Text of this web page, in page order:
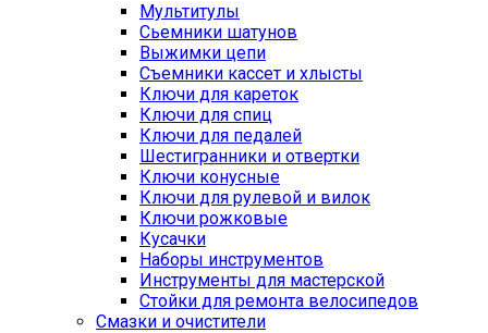
Мультитулы
Сьемники шатунов
Выжимки цепи
Съемники кассет и хлысты
Ключи для кареток
Ключи для спиц
Ключи для педалей
Шестигранники и отвертки
Ключи конусные
Ключи для рулевой и вилок
Ключи рожковые
Кусачки
Наборы инструментов
Инструменты для мастерской
Стойки для ремонта велосипедов
Смазки и очистители